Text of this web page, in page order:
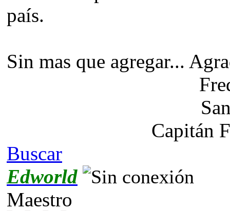
país.
Sin mas que agregar...
Capitán
Buscar
Edworld
Maestro